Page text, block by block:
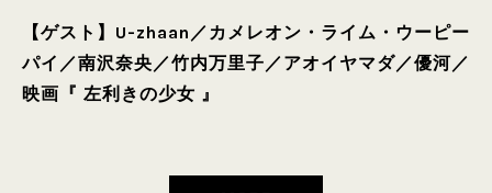
【ゲスト】 U-zhaan ／カメレオン・ライム・ウーピー
パイ ／南沢奈央／竹内万里子／アオイヤマダ／優河／
映画『 左利きの少女 』